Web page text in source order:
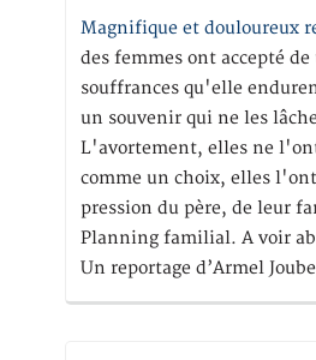
Magnifique et douloureux
des femmes ont accepté
souffrances qu'elle
un souvenir qui ne les
L'avortement, elles ne
comme un choix, elles
pression du père, de leur
Planning familial. A voir
Un reportage d’Armel